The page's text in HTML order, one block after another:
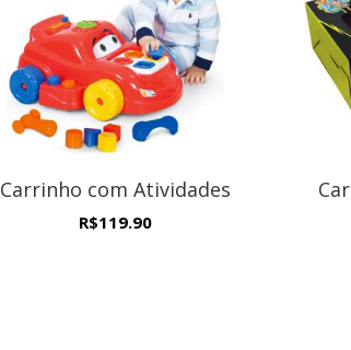
Carrinho com Atividades
R$119.90